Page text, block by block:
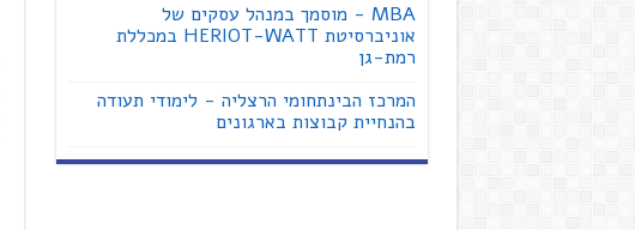
MBA - מוסמך במנהל עסקים של
אוניברסיטת HERIOT-WATT במכללת
רמת-גן
המרכז הבינתחומי הרצליה - לימודי תעודה
בהנחיית קבוצות בארגונים